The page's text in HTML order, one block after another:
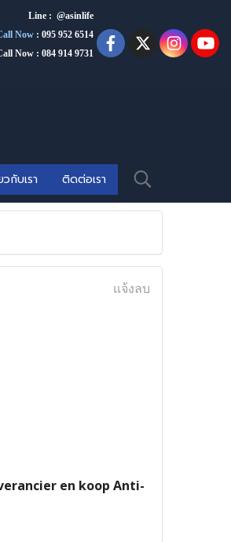
Line : @asinlife
Now : 095 952 6514
Now : 084 914 9731
วกับเรา ติดต่อเรา
แจ้งลบ
en koop Anti-